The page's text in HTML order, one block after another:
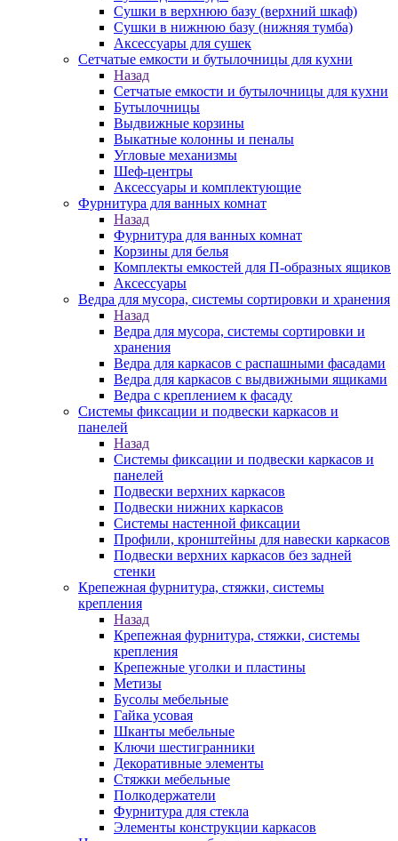
Сушки в верхнюю базу (верхний шкаф)
Сушки в нижнюю базу (нижняя тумба)
Аксессуары для сушек
Сетчатые емкости и бутылочницы для кухни
Назад
Сетчатые емкости и бутылочницы для кухни
Бутылочницы
Выдвижные корзины
Выкатные колонны и пеналы
Угловые механизмы
Шеф-центры
Аксессуары и комплектующие
Фурнитура для ванных комнат
Назад
Фурнитура для ванных комнат
Корзины для белья
Комплекты емкостей для П-образных ящиков
Аксессуары
Ведра для мусора, системы сортировки и хранения
Назад
Ведра для мусора, системы сортировки и
хранения
Ведра для каркасов с распашными фасадами
Ведра для каркасов с выдвижными ящиками
Ведра с креплением к фасаду
Системы фиксации и подвески каркасов и
панелей
Назад
Системы фиксации и подвески каркасов и
панелей
Подвески верхних каркасов
Подвески нижних каркасов
Системы настенной фиксации
Профили, кронштейны для навески каркасов
Подвески верхних каркасов без задней
стенки
Крепежная фурнитура, стяжки, системы
крепления
Назад
Крепежная фурнитура, стяжки, системы
крепления
Крепежные уголки и пластины
Метизы
Бусолы мебельные
Гайка усовая
Шканты мебельные
Ключи шестигранники
Декоративные элементы
Стяжки мебельные
Полкодержатели
Фурнитура для стекла
Элементы конструкции каркасов